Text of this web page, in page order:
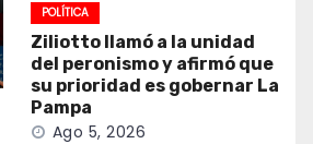
POLÍTICA
Ziliotto llamó a la unidad
del peronismo y afirmó que
su prioridad es gobernar La
Pampa
Ago 5, 2026